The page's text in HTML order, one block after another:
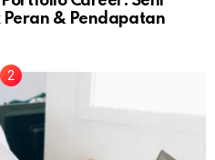
& Pendapatan